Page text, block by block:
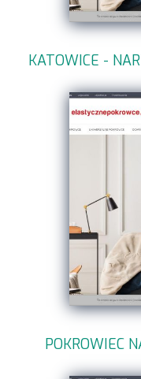
KATOWICE -
POKROWIEC